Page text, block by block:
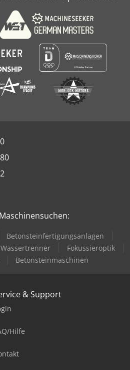
Betonsteinfertigungsanlagen
Fokussieroptik
Betonsteinmaschinen
& Support
Hilfe